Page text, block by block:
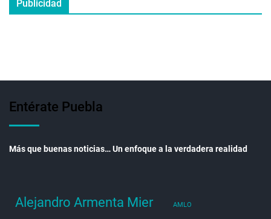
Publicidad
Entérate Puebla
Más que buenas noticias… Un enfoque a la verdadera realidad
Alejandro Armenta Mier AMLO